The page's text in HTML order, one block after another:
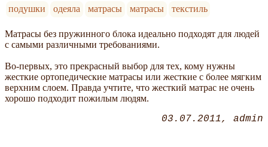
подушки одеяла матрасы матрасы текстиль
Матрасы без пружинного блока идеально подходят для людей
с самыми различными требованиями.
Во-первых, это прекрасный выбор для тех, кому нужны
жесткие ортопедические матрасы или жесткие с более мягким
верхним слоем. Правда учтите, что жесткий матрас не очень
хорошо подходит пожилым людям.
03.07.2011 admin